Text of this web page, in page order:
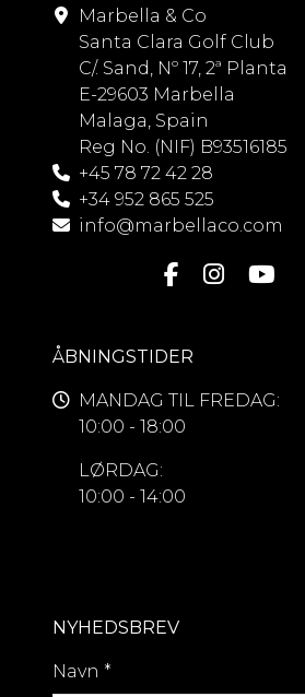
Marbella & Co
Santa Clara Golf Club
C/. Sand, Nº 17, 2ª Planta
E-29603 Marbella
Malaga, Spain
Reg No. (NIF) B93516185
+45 78 72 42 28
+34 952 865 525
info@marbellaco.com
ÅBNINGSTIDER
MANDAG TIL FREDAG:
10:00 - 18:00
LØRDAG:
10:00 - 14:00
NYHEDSBREV
Navn *